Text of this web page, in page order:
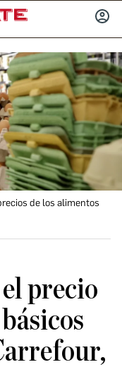
de los alimentos
precio